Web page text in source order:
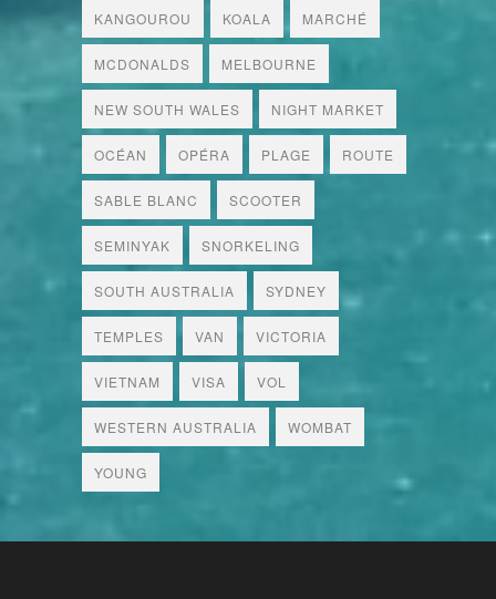
KANGOUROU KOALA MARCHÉ
MCDONALDS MELBOURNE
NEW SOUTH WALES NIGHT MARKET
OCÉAN OPÉRA PLAGE ROUTE
SABLE BLANC SCOOTER
SEMINYAK SNORKELING
SOUTH AUSTRALIA SYDNEY
TEMPLES VAN VICTORIA
VIETNAM VISA VOL
WESTERN AUSTRALIA WOMBAT
YOUNG